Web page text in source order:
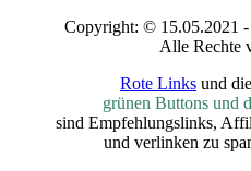
Copyright: © 15.05.2021
Alle Rechte
Rote Links und
grünen Buttons und
sind Empfehlungslinks,
und verlinken zu